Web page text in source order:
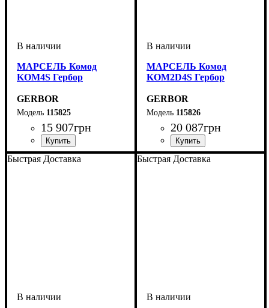
МАРСЕЛЬ Комод
KOM4S Гербор
GERBOR
115825
15 907грн
ширина, мм: 98
высота, мм: 89,5
глубина, мм: 45,5
МАРСЕЛЬ Комод
KOM2D4S Гербор
GERBOR
115826
20 087грн
ширина, мм: 166,5
высота, мм: 89,5
глубина, мм: 45,5
Быстрая Доставка Быстрая Доставка